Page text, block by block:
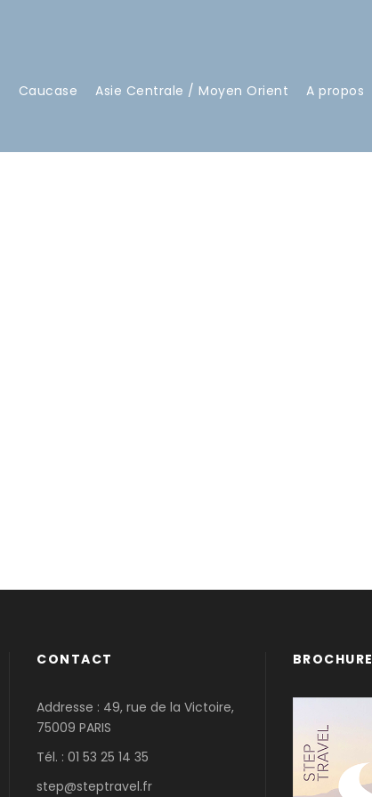
Caucase Asie Centrale / Moyen Orient A propos
CONTACT
Addresse : 49, rue de la Victoire,
75009 PARIS
Tél. : 01 53 25 14 35
step@steptravel.fr
BROCHURE